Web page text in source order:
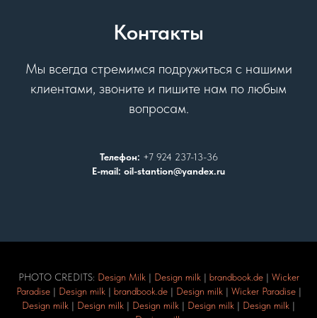
Контакты
Мы всегда стремимся подружиться с нашими
клиентами, звоните и пишите нам по любым
вопросам.
Телефон: +7 924 237-13-36
E-mail: oil-stantion@yandex.ru
PHOTO CREDITS: Design Milk | Design milk | brandbook.de| Wicker
Paradise| Design milk | brandbook.de| Design milk | Wicker Paradise|
Design milk | Design milk | Design milk | Design milk | Design milk |